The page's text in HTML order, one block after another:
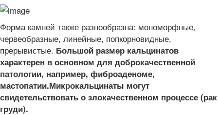
Форма камней также разнообразна: мономорфные,
червеобразные, линейные, попкорновидные,
прерывистые. Большой размер кальцинатов
характерен в основном для доброкачественной
патологии, например, фиброаденоме,
мастопатии.Микрокальцинаты могут
свидетельствовать о злокачественном процессе (рак
груди).